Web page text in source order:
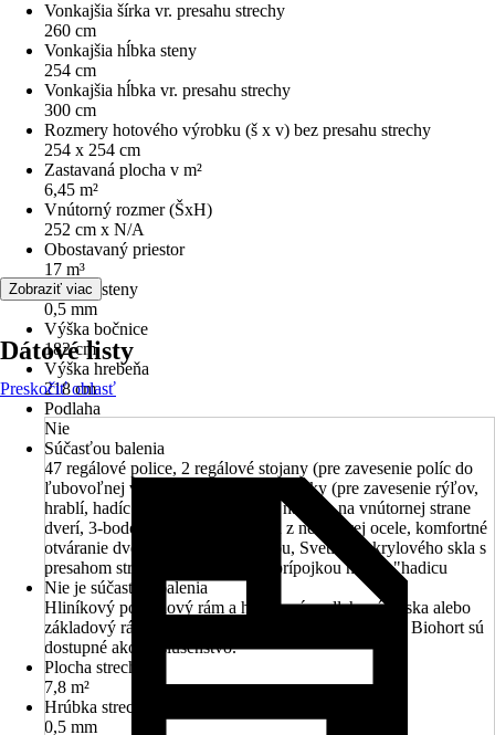
Vonkajšia šírka vr. presahu strechy
260 cm
Vonkajšia hĺbka steny
254 cm
Vonkajšia hĺbka vr. presahu strechy
300 cm
Rozmery hotového výrobku (š x v) bez presahu strechy
254 x 254 cm
Zastavaná plocha v m²
6,45 m²
Vnútorný rozmer (ŠxH)
252 cm x N/A
Obostavaný priestor
17 m³
Hrúbka steny
0,5 mm
Výška bočnice
182 cm
Výška hrebeňa
218 cm
Podlaha
Nie
Súčasťou balenia
47 regálové police, 2 regálové stojany (pre zavesenie políc do
ľubovoľnej výšky), 4 nástrojové držiaky (pre zavesenie rýľov,
hrablí, hadíc a pod.), 2 držiaky na náradie na vnútornej strane
dverí, 3-bodový zámok s kľučkou z nerezovej ocele, komfortné
otváranie dverí s tlakovou pružinou, Svetlík z akrylového skla s
presahom strechy, strešný žľab s prípojkou na 5/4 "hadicu
Nie je súčasťou balenia
Hliníkový podlahový rám a hliníková podlahová doska alebo
základový rám pre ukotvenie na zemných skrutkách Biohort sú
dostupné ako príslušenstvo.
Plocha strechy
7,8 m²
Hrúbka strechy
0,5 mm
Zobraziť viac
Dátové listy
Preskočiť oblasť